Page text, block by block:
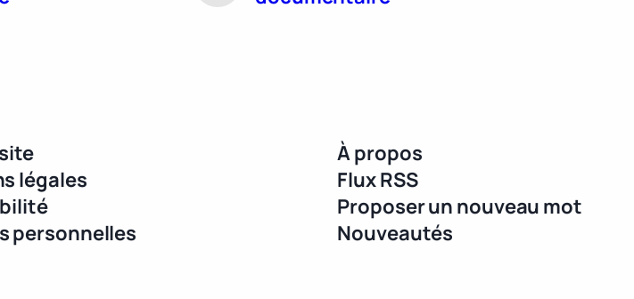
légales
personnelles
À propos
Flux RSS
Proposer un nouveau mot
Nouveautés